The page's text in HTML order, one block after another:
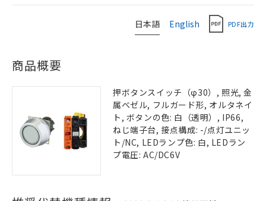
日本語 English PDF出力
商品概要
押ボタンスイッチ（φ30）, 照光, 金
属ベゼル, フルガード形, オルタネイ
ト, ボタンの色: 白（透明）, IP66,
ねじ端子台, 接点構成: -/点灯ユニッ
ト/NC, LEDランプ色: 白, LEDラン
プ電圧: AC/DC6V